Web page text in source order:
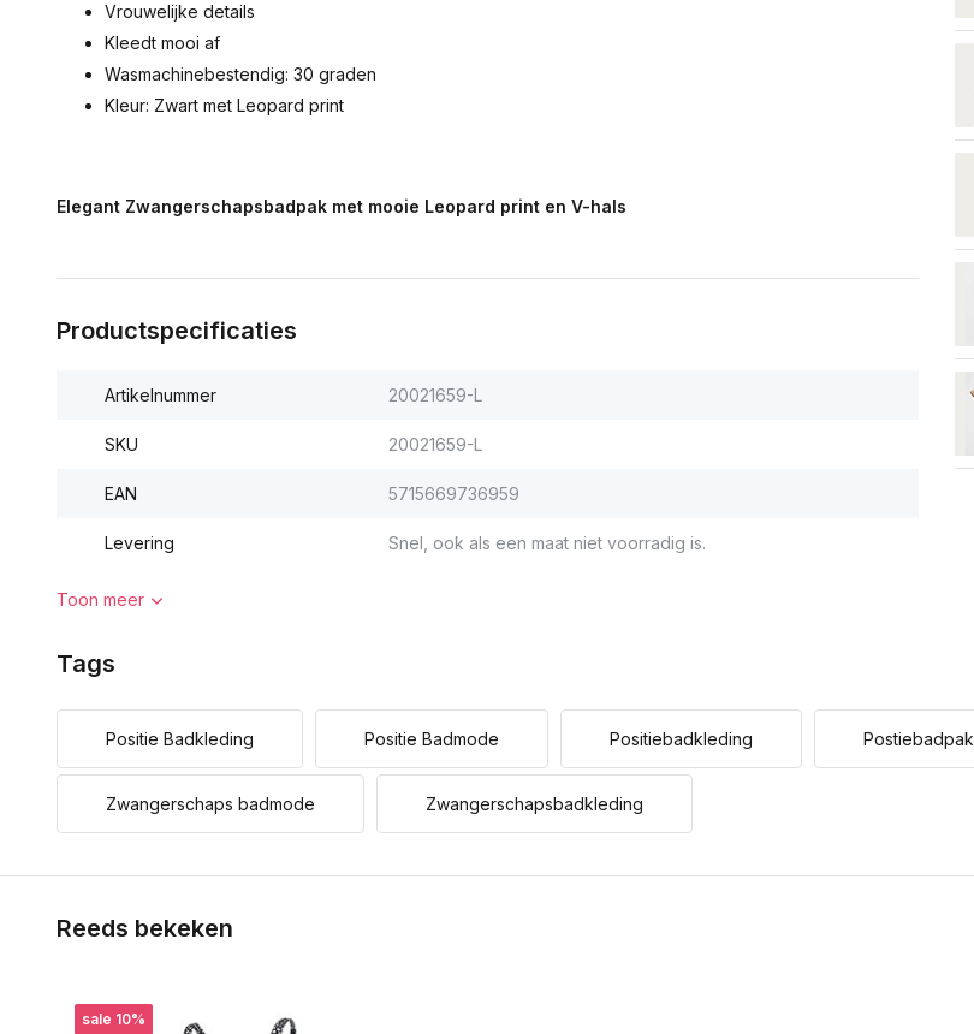
Vrouwelijke details
Kleedt mooi af
Wasmachinebestendig: 30 graden
Kleur: Zwart met Leopard print
Elegant Zwangerschapsbadpak met mooie Leopard print en V-hals
Productspecificaties
Artikelnummer 20021659-L
SKU 20021659-L
EAN 5715669736959
Levering Snel, ook als een maat niet voorradig is.
Toon meer
Tags
Positie Badkleding Positie Badmode Positiebadkleding Postiebadpak
Zwangerschaps badmode Zwangerschapsbadkleding
Reeds bekeken
sale 10%